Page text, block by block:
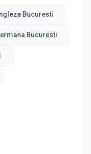
Bucuresti
Bucuresti